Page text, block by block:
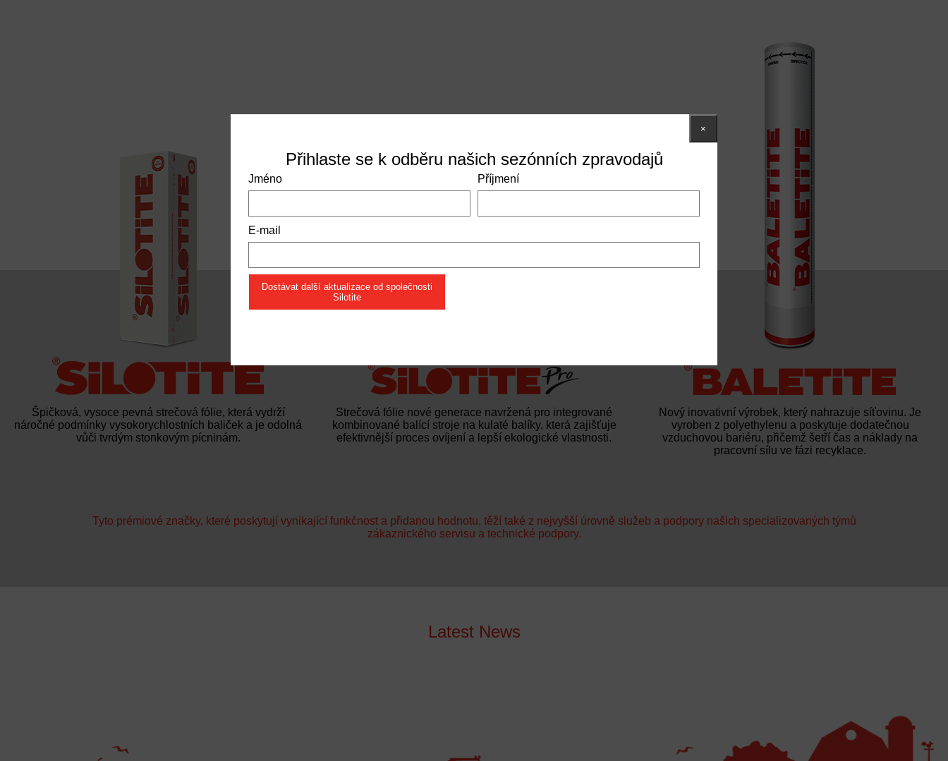
Špičková, vysoce pevná strečová fólie, která vydrží
náročné podmínky vysokorychlostních baliček a je odolná
vůči tvrdým stonkovým pícninám.
Strečová fólie nové generace navržená pro integrované
kombinované balící stroje na kulaté balíky, která zajišťuje
efektivnější proces ovíjení a lepší ekologické vlastnosti.
Nový inovativní výrobek, který nahrazuje síťovinu. Je
vyroben z polyethylenu a poskytuje dodatečnou
vzduchovou bariéru, přičemž šetří čas a náklady na
pracovní sílu ve fázi recyklace.
Tyto prémiové značky, které poskytují vynikající funkčnost a přidanou hodnotu, těží také z nejvyšší úrovně služeb a podpory našich specializovaných týmů
zákaznického servisu a technické podpory.
Latest News
×
Přihlaste se k odběru našich sezónních zpravodajů
Jméno Příjmení
E-mail
Dostávat další aktualizace od společnosti
Silotite